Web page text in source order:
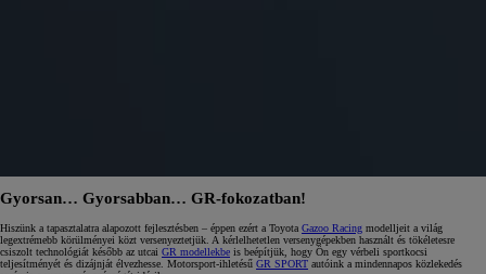
Gyorsan… Gyorsabban… GR‑fokozatban!
Hiszünk a tapasztalatra alapozott fejlesztésben – éppen ezért a Toyota Gazoo Racing modelljeit a világ
legextrémebb körülményei közt versenyeztetjük. A kérlelhetetlen versenygépekben használt és tökéletesre
csiszolt technológiát később az utcai GR modellekbe is beépítjük, hogy Ön egy vérbeli sportkocsi
teljesítményét és dizájnját élvezhesse. Motorsport‑ihletésű GR SPORT autóink a mindennapos közlekedés